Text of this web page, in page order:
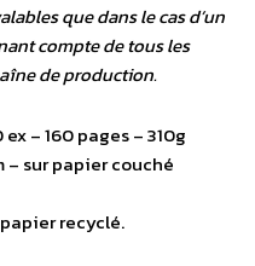
que dans le cas d’un
compte de tous les
de production.
– 160 pages – 310g
– sur papier couché
recyclé.